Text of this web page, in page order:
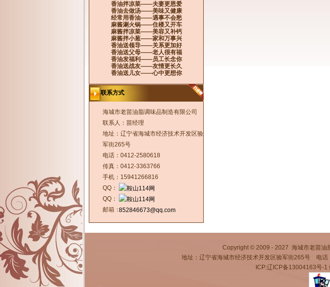
香油拌凉菜——夫妻更恩爱
香油去做汤——美味又健康
经常用香油——遇事不会愁
麻酱涮火锅——住楼又开车
麻酱拌凉菜——美容又补钙
麻酱拌小葱——家和万事兴
香油送领导——关系更加好
香油送父母——老人很有福
香油发福利——员工长念你
香油送战友——友情更长久
香油送儿女——心中更想你
联系方式
海城市老苗油脂调味品制造有限公司
联系人：苗经理
地址：辽宁省海城市经济技术开发区验
军街265号
电话：0412-2580618
传真：0412-3363766
手机：15941266816
QQ：
QQ：
邮箱：852846673@qq.com
Copyright © 2009 - 2027 海城市老苗
地址：辽宁省海城市经济技术开发区验军街265号
ICP:辽ICP备13004163号-1